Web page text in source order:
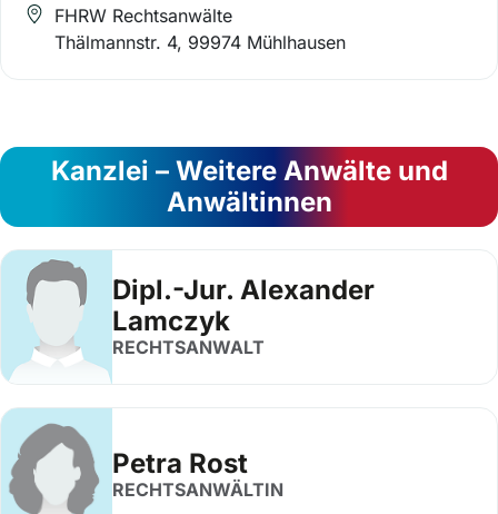
FHRW Rechtsanwälte
Thälmannstr. 4, 99974 Mühlhausen
Kanzlei – Weitere Anwälte und
Anwältinnen
Dipl.-Jur. Alexander
Lamczyk
RECHTSANWALT
Petra Rost
RECHTSANWÄLTIN